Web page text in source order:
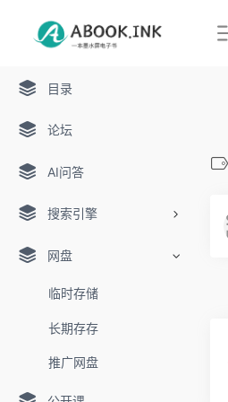
目录
论坛
AI问答
搜索引擎
网盘
临时存储
长期存存
推广网盘